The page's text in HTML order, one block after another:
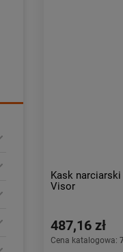
Kask narciarski
Visor
487,16 zł
Cena katalogowa: